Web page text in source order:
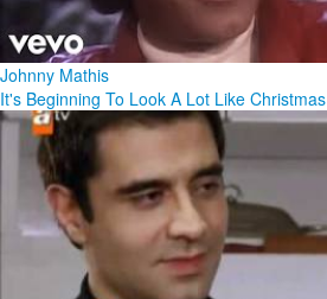
Johnny Mathis
It's Beginning To Look A Lot Like Christmas